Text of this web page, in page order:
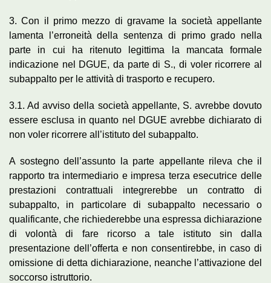
3. Con il primo mezzo di gravame la società appellante
lamenta l’erroneità della sentenza di primo grado nella
parte in cui ha ritenuto legittima la mancata formale
indicazione nel DGUE, da parte di S., di voler ricorrere al
subappalto per le attività di trasporto e recupero.
3.1. Ad avviso della società appellante, S. avrebbe dovuto
essere esclusa in quanto nel DGUE avrebbe dichiarato di
non voler ricorrere all’istituto del subappalto.
A sostegno dell’assunto la parte appellante rileva che il
rapporto tra intermediario e impresa terza esecutrice delle
prestazioni contrattuali integrerebbe un contratto di
subappalto, in particolare di subappalto necessario o
qualificante, che richiederebbe una espressa dichiarazione
di volontà di fare ricorso a tale istituto sin dalla
presentazione dell’offerta e non consentirebbe, in caso di
omissione di detta dichiarazione, neanche l’attivazione del
soccorso istruttorio.